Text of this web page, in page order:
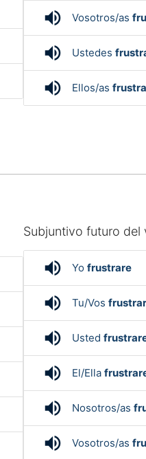
volume_up Vosotros/as
volume_up Ustedes
volume_up Ellos/as
Subjuntivo futuro del
volume_up Yofrustrare
volume_up Tu/Vos
volume_up Usted
volume_up El/Ella
volume_up Nosotros/as
volume_up Vosotros/as